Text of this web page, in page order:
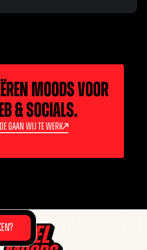
MOODS VOOR
& SOCIALS.
gaan wij te werk